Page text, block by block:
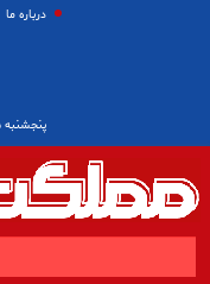
درباره ما
پنجشنبه ۱۵ مرداد ۱۴۰۵